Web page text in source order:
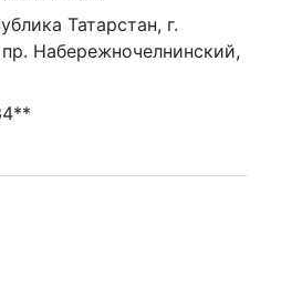
Татарстан, г.
Набережночелнинский,